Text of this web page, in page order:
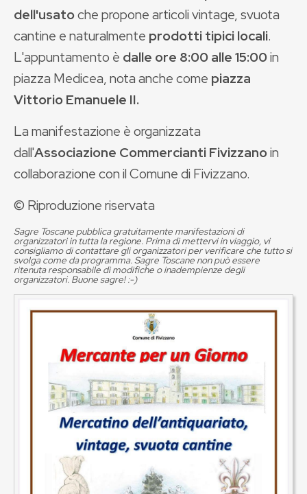
dell'usatoche propone articoli vintage, svuota
cantine e naturalmente prodotti tipici locali.
L'appuntamento è dalle ore 8:00alle 15:00in
piazza Medicea, nota anche come piazza
Vittorio Emanuele II.
La manifestazione è organizzata
dall'Associazione Commercianti Fivizzanoin
collaborazione con il Comune di Fivizzano.
© Riproduzione riservata
Sagre Toscane pubblica gratuitamente manifestazioni di
organizzatori in tutta la regione. Prima di mettervi in viaggio, vi
consigliamo di contattare gli organizzatori per verificare che tutto si
svolga come da programma. Sagre Toscane non può essere
ritenuta responsabile di modifiche o inadempienze degli
organizzatori. Buone sagre! :-)